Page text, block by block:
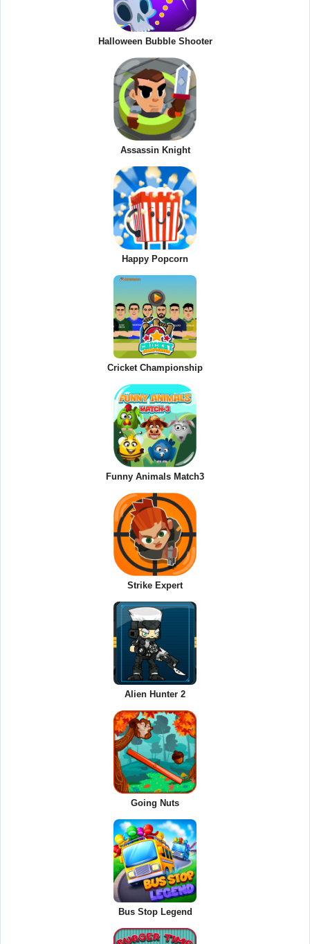
Halloween Bubble Shooter
Assassin Knight
Happy Popcorn
Cricket Championship
Funny Animals Match3
Strike Expert
Alien Hunter 2
Going Nuts
Bus Stop Legend